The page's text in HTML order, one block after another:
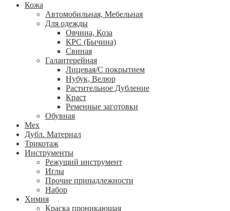
Кожа
Автомобильная, Мебельная
Для одежды
Овчина, Коза
КРС (Бычина)
Свиная
Галантерейная
Лицевая/С покрытием
Нубук, Велюр
Растительное Дубление
Краст
Ременные заготовки
Обувная
Мех
Дубл. Материал
Трикотаж
Инструменты
Режущий инструмент
Иглы
Прочие принадлежности
Набор
Химия
Краска проникающая